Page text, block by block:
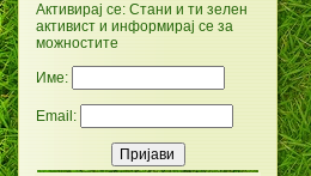
Активирај се: Стани и ти зелен
активист и информирај се за
можностите
Име:
Email: